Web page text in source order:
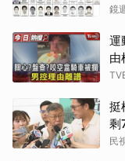
逮
鏡
運
由
挺
剩
民